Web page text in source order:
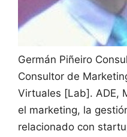
Germán Piñeiro
Consultor de
Virtuales [Lab]. ADE,
el marketing, la
relacionado con